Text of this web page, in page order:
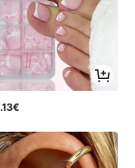
.13€